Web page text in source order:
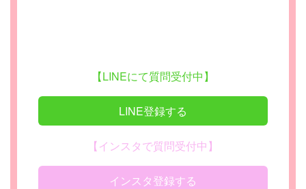
【LINEにて質問受付中】
LINE登録する
【インスタで質問受付中】
インスタ登録する